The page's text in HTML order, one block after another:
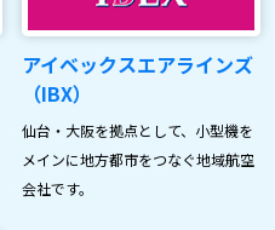
アイベックスエアラインズ
（IBX）
仙台・大阪を拠点として、小型機を
メインに地方都市をつなぐ地域航空
会社です。